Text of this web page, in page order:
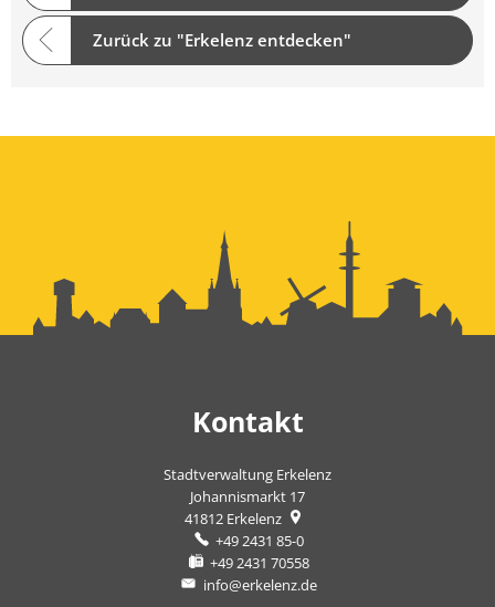
Zurück zu "Erkelenz entdecken"
Kontakt
Stadtverwaltung Erkelenz
Johannismarkt 17
41812 Erkelenz
+49 2431 85-0
+49 2431 70558
info@erkelenz.de